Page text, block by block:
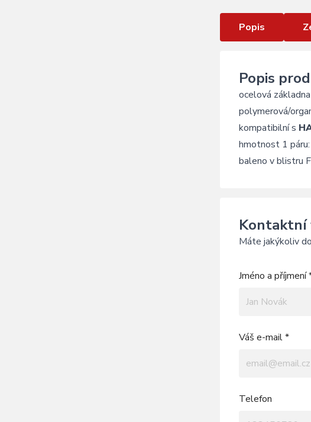
Popis
Popis
ocelová základna
polymerová/
kompatibilní s
hmotnost 1
baleno v blistru
Máte jakýkoliv
Jméno a příjmení
Váš e-mail *
Telefon